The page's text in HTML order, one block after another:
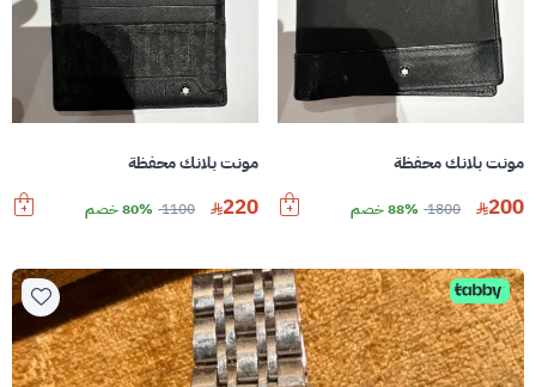
مونت بلانك محفظة
200
1800 88% خصم
مونت بلانك محفظة
220
1100 80% خصم